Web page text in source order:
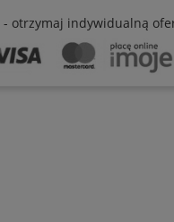
otrzymaj indywidualną